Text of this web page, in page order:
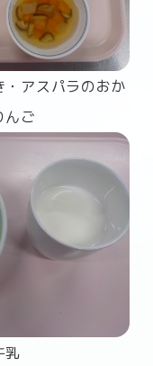
・アスパラのおか
んご
乳